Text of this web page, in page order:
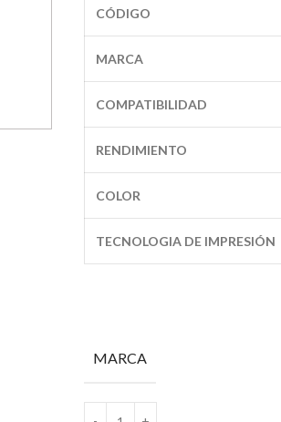
CÓDIGO
MARCA
COMPATIBILIDAD
RENDIMIENTO
COLOR
TECNOLOGIA DE IMPRESIÓN
MARCA